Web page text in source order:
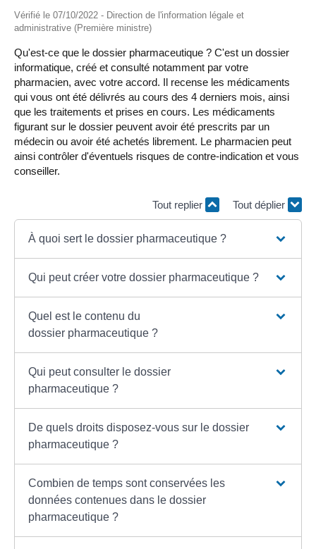
Vérifié le 07/10/2022 - Direction de l'information légale et
administrative (Première ministre)
Qu'est-ce que le dossier pharmaceutique ? C'est un dossier
informatique, créé et consulté notamment par votre
pharmacien, avec votre accord. Il recense les médicaments
qui vous ont été délivrés au cours des 4 derniers mois, ainsi
que les traitements et prises en cours. Les médicaments
figurant sur le dossier peuvent avoir été prescrits par un
médecin ou avoir été achetés librement. Le pharmacien peut
ainsi contrôler d'éventuels risques de contre-indication et vous
conseiller.
Tout replier Tout déplier
À quoi sert le dossier pharmaceutique ?
Qui peut créer votre dossier pharmaceutique ?
Quel est le contenu du
dossier pharmaceutique ?
Qui peut consulter le dossier
pharmaceutique ?
De quels droits disposez-vous sur le dossier
pharmaceutique ?
Combien de temps sont conservées les
données contenues dans le dossier
pharmaceutique ?